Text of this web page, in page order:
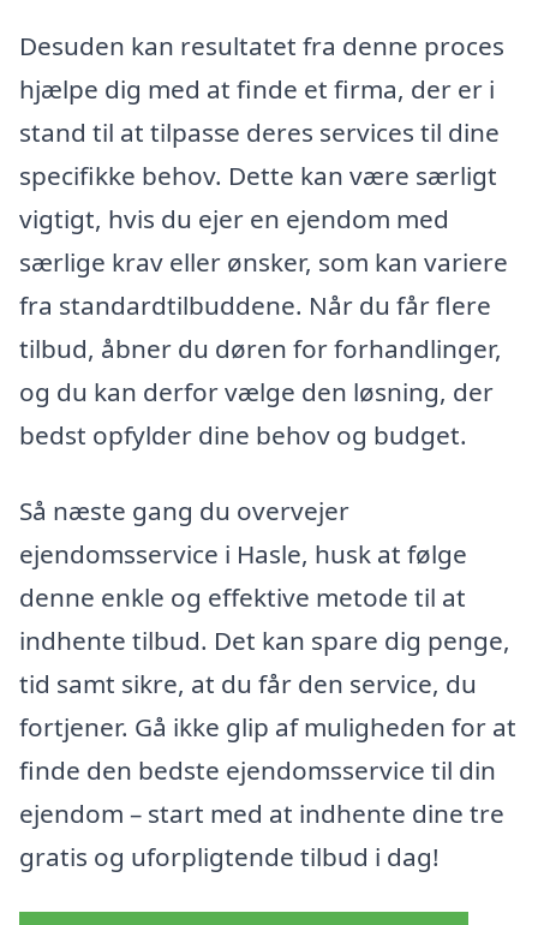
Desuden kan resultatet fra denne proces
hjælpe dig med at finde et firma, der er i
stand til at tilpasse deres services til dine
specifikke behov. Dette kan være særligt
vigtigt, hvis du ejer en ejendom med
særlige krav eller ønsker, som kan variere
fra standardtilbuddene. Når du får flere
tilbud, åbner du døren for forhandlinger,
og du kan derfor vælge den løsning, der
bedst opfylder dine behov og budget.
Så næste gang du overvejer
ejendomsservice i Hasle, husk at følge
denne enkle og effektive metode til at
indhente tilbud. Det kan spare dig penge,
tid samt sikre, at du får den service, du
fortjener. Gå ikke glip af muligheden for at
finde den bedste ejendomsservice til din
ejendom – start med at indhente dine tre
gratis og uforpligtende tilbud i dag!